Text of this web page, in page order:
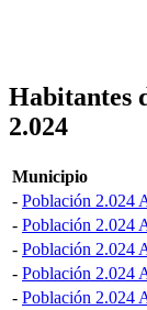
Habitantes
2.024
Municipio
- Población 2.024
- Población 2.024
- Población 2.024
- Población 2.024
- Población 2.024